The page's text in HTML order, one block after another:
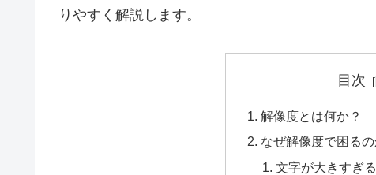
りやすく解説します。
目次
解像度とは何か？
なぜ解像度で困る
文字が大きすぎる